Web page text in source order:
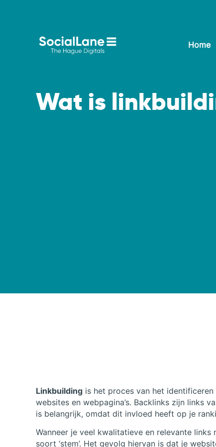
Home
Wat is
Linkbuilding is het proces van het
websites en webpagina’s. Backlinks zijn links
is belangrijk, omdat dit invloed heeft op je
Wanneer je veel kwalitatieve en relevante
soort ‘stem’. Het gevolg hiervan is dat je